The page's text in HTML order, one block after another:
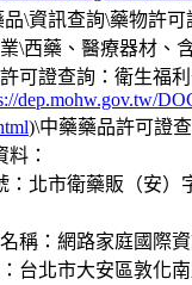
品\資訊查詢\藥物許
\西藥、醫療器材、
可證查詢：衛生福
dep.mohw.gov.tw/
)\中藥藥品許可證
料：
：北市衛藥販（安）
稱：網路家庭國際
台北市大安區敦化